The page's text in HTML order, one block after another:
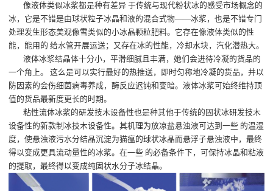
像液体类似冰浆都是种有差异 于传统与现代粉状冰的感受市场概念的
冰，它是不错是由球状粒子冰晶和液的混合式物——冰浆，也是不错专门
处理发生形态美观像雪类似的小冰晶颗粒肥料。它存在像液体类似的性
能，能用的 给水管开展运送；又存在冰的性能，冷却水块，汽化潜热大。
液体冰浆结晶体十分小，平滑细腻且丰满，她们会进待冷凝的货品的
一个角上。 这么是可以实行最好的热推送，即时匀称地冷凝的货品，并以
防因素的会伤细菌病毒养成，酶反应迟钝和变暗。液体冰浆可始终维持顶
值的货品最新度更长的时期。
粘性流体冰浆的研发技木设备性也是种其他于传统的固状冰研发技木
设备性的新款制冰技木设备性。其机理为放凉盐悬浊液可达到一些 的温湿
度，使悬浊液污水分结晶沉淀为猫瘟的球状冰晶而悬浮子悬浊液中，最终
得以变成更具流动量性的冰浆。在一些 的必备条件下，可保持冰晶和粘液
的提取，最终得以变成纯固状水分子冰结晶。